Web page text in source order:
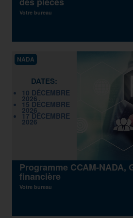
Votre bureau
NADA
DATES:
10 DÉCEMBRE
2026
15 DÉCEMBRE
2026
17 DÉCEMBRE
2026
Programme CCAM-NADA,
financière
Votre bureau